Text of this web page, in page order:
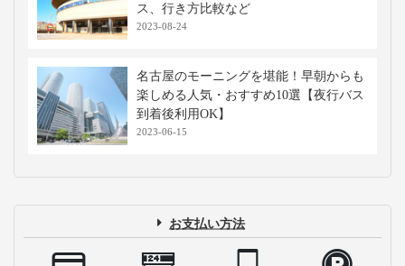
ス、行き方比較など
2023-08-24
名古屋のモーニングを堪能！早朝からも
楽しめる人気・おすすめ10選【夜行バス
到着後利用OK】
2023-06-15
お支払い方法